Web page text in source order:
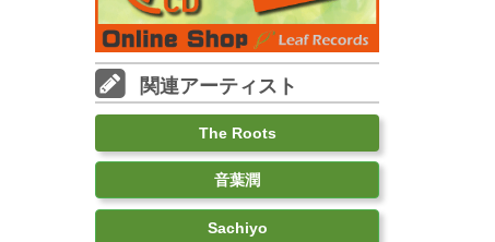
関連アーティスト
The Roots
音葉潤
Sachiyo